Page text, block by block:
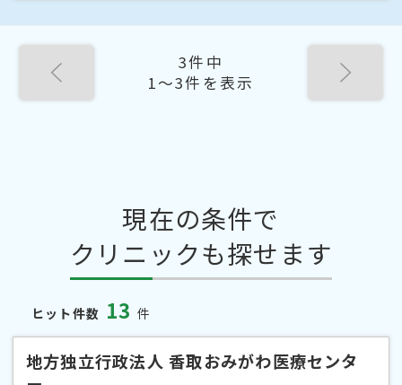
3件中
1〜3件を表示
現在の条件で
クリニックも探せます
ヒット件数 13 件
地方独立行政法人 香取おみがわ医療センタ